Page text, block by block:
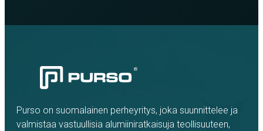
Purso on suomalainen perheyritys, joka suunnittelee ja
valmistaa vastuullisia alumiiniratkaisuja teollisuuteen,